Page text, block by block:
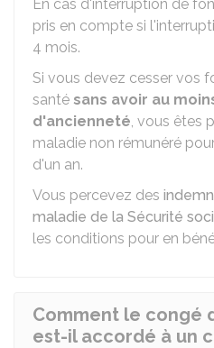
En cas d'interruption de
pris en compte si
4 mois.
Si vous devez cesser vos
santé sans avoir au
d'ancienneté, vous êtes
maladie non rémunéré
d'un an.
Vous percevez des
maladie de la Sécurité
les conditions pour en
Comment le congé
est-il accordé à un